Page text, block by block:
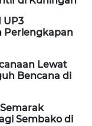
UP3
Perlengkapan
Lewat
Bencana di
Sembako di